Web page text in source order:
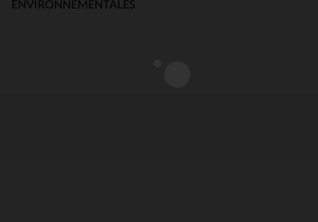
ENVIRONNEMENTALES